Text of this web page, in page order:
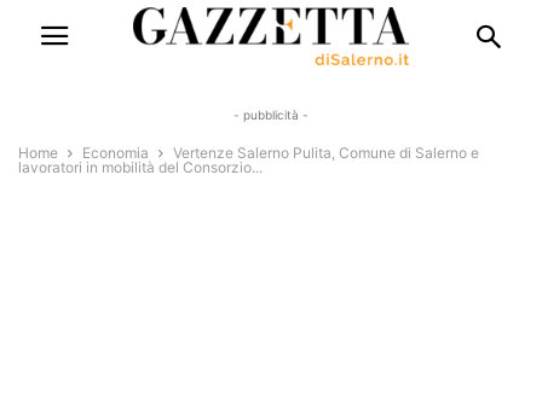
- pubblicità -
Home Economia
Vertenze Salerno Pulita, Comune di Salerno e
lavoratori in mobilità del Consorzio...